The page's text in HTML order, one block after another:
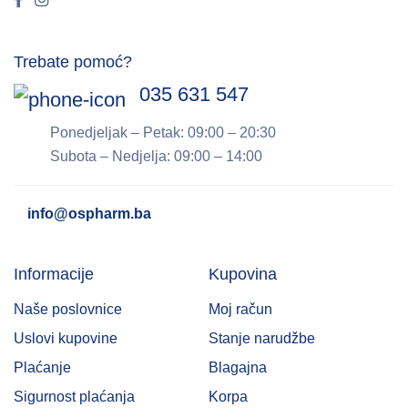
Trebate pomoć?
035 631 547
Ponedjeljak – Petak: 09:00 – 20:30
Subota – Nedjelja: 09:00 – 14:00
info@ospharm.ba
Informacije
Naše poslovnice
Uslovi kupovine
Plaćanje
Sigurnost plaćanja
Kupovina
Moj račun
Stanje narudžbe
Blagajna
Korpa